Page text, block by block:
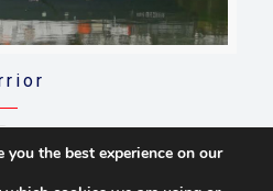
the best experience on our